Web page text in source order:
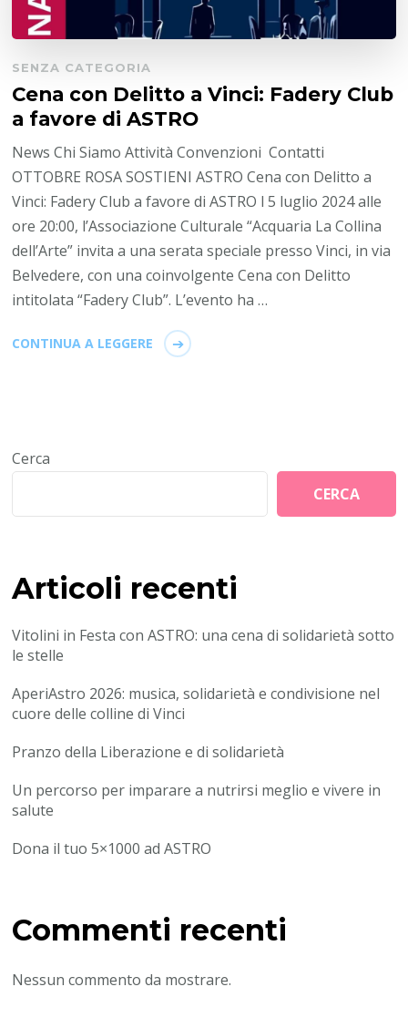
SENZA CATEGORIA
Cena con Delitto a Vinci: Fadery Club
a favore di ASTRO
News Chi Siamo Attività Convenzioni Contatti
OTTOBRE ROSA SOSTIENI ASTRO Cena con Delitto a
Vinci: Fadery Club a favore di ASTRO l 5 luglio 2024 alle
ore 20:00, l’Associazione Culturale “Acquaria La Collina
dell’Arte” invita a una serata speciale presso Vinci, in via
Belvedere, con una coinvolgente Cena con Delitto
intitolata “Fadery Club”. L’evento ha …
CONTINUA A LEGGERE
Cerca
CERCA
Articoli recenti
Vitolini in Festa con ASTRO: una cena di solidarietà sotto
le stelle
AperiAstro 2026: musica, solidarietà e condivisione nel
cuore delle colline di Vinci
Pranzo della Liberazione e di solidarietà
Un percorso per imparare a nutrirsi meglio e vivere in
salute
Dona il tuo 5×1000 ad ASTRO
Commenti recenti
Nessun commento da mostrare.